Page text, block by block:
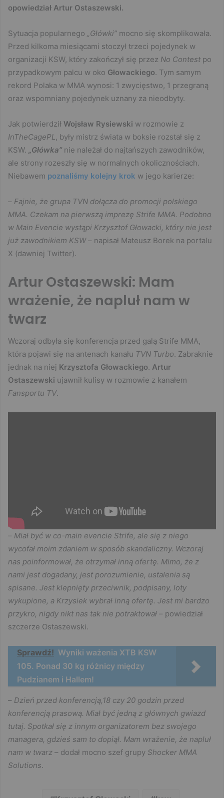
opowiedział Artur Ostaszewski.
Sytuacja popularnego „Główki” mocno się skomplikowała.
Przed kilkoma miesiącami stoczył trzeci pojedynek w
organizacji KSW, który zakończył się przez No Contest po
przypadkowym palcu w oko Głowackiego. Tym samym
rekord Polaka w MMA wynosi: 1 zwycięstwo, 1 przegraną
oraz wspomniany pojedynek uznany za nieodbyty.
Jak potwierdził Wojsław Rysiewski w rozmowie z
InTheCagePL , były mistrz świata w boksie rozstał się z
KSW.
„Główka” nie należał do najtańszych zawodników,
ale strony rozeszły się w normalnych okolicznościach.
Niebawem poznaliśmy kolejny krok w jego karierze:
– Fajnie, że grupa TVN dołącza do promocji polskiego
MMA. Czekam na pierwszą imprezę Strife MMA. Podobno
w Main Evencie wystąpi Krzysztof Głowacki, który nie jest
już zawodnikiem KSW– napisał Mateusz Borek na portalu
X (dawniej Twitter).
Artur Ostaszewski: Mam
wrażenie, że napluł nam w
twarz
Wczoraj odbyła się konferencja przed galą Strife MMA,
która pojawi się na antenach kanału TVN Turbo. Zabraknie
jednak na niej Krzysztofa Głowackiego. Artur
Ostaszewski ujawnił kulisy w rozmowie z kanałem
Fansportu TV.
– Miał być w co-main evencie Strife, ale się z niego
wycofał moim zdaniem w sposób skandaliczny. Wczoraj
nas poinformował, że otrzymał inną ofertę. Mimo, że z
nami jest dogadany, jest porozumienie, ustalenia są
spisane. Jest klepnięty przeciwnik, podpisany, loty
wykupione, a Krzysiek wybrał inną ofertę. Jest mi bardzo
przykro, nigdy nikt nas tak nie potraktował – powiedział
szczerze Ostaszewski.
Sprawdź! Wyniki ważenia XTB KSW
105. Ponad 30 kg różnicy między
Pudzianem i Hallem!
– Dzień przed konferencją,18 czy 20 godzin przed
konferencją prasową. Miał być jedną z głównych gwiazd
tutaj. Spotkał się z innym organizatorem bez swojego
managera, gdzieś sam to dopiął. Mam wrażenie, że napluł
nam w twarz – dodał mocno szef grupy Shocker MMA
Solutions.